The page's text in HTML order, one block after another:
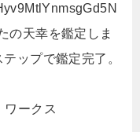
の天幸を鑑定しま
ップで鑑定完了。
ワークス